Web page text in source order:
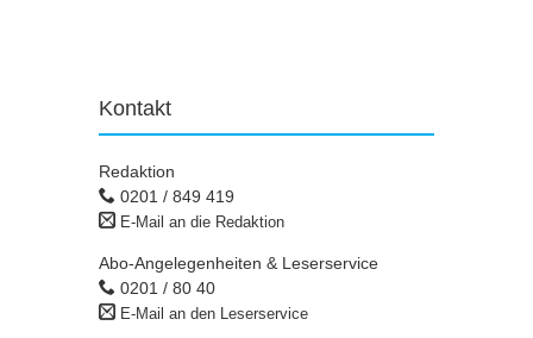
Kontakt
Redaktion
0201 / 849 419
E-Mail an die Redaktion
Abo-Angelegenheiten & Leserservice
0201 / 80 40
E-Mail an den Leserservice